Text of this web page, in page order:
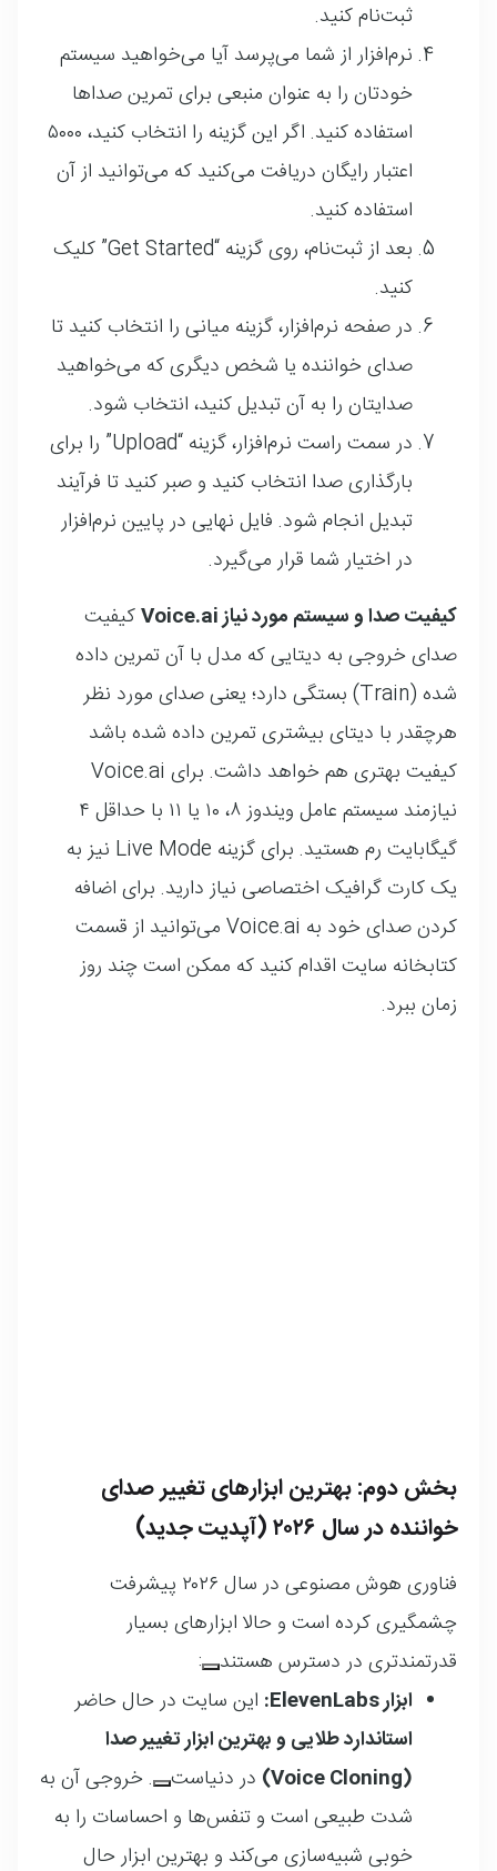
ثبت‌نام کنید.
نرم‌افزار از شما می‌پرسد آیا می‌خواهید سیستم
خودتان را به عنوان منبعی برای تمرین صداها
استفاده کنید. اگر این گزینه را انتخاب کنید، ۵۰۰۰
اعتبار رایگان دریافت می‌کنید که می‌توانید از آن
استفاده کنید.
بعد از ثبت‌نام، روی گزینه “Get Started” کلیک
کنید.
در صفحه نرم‌افزار، گزینه میانی را انتخاب کنید تا
صدای خواننده یا شخص دیگری که می‌خواهید
صدایتان را به آن تبدیل کنید، انتخاب شود.
در سمت راست نرم‌افزار، گزینه “Upload” را برای
بارگذاری صدا انتخاب کنید و صبر کنید تا فرآیند
تبدیل انجام شود. فایل نهایی در پایین نرم‌افزار
در اختیار شما قرار می‌گیرد.
کیفیت صدا و سیستم مورد نیاز Voice.ai
کیفیت
صدای خروجی به دیتایی که مدل با آن تمرین داده
شده (Train) بستگی دارد؛ یعنی صدای مورد نظر
هرچقدر با دیتای بیشتری تمرین داده شده باشد
کیفیت بهتری هم خواهد داشت. برای Voice.ai
نیازمند سیستم عامل ویندوز ۸، ۱۰ یا ۱۱ با حداقل ۴
گیگابایت رم هستید. برای گزینه Live Mode نیز به
یک کارت گرافیک اختصاصی نیاز دارید. برای اضافه
کردن صدای خود به Voice.ai می‌توانید از قسمت
کتابخانه سایت اقدام کنید که ممکن است چند روز
زمان ببرد.
بخش دوم: بهترین ابزارهای تغییر صدای
خواننده در سال ۲۰۲۶ (آپدیت جدید)
فناوری هوش مصنوعی در سال ۲۰۲۶ پیشرفت
چشمگیری کرده است و حالا ابزارهای بسیار
قدرتمندتری در دسترس هستند
:
ابزار ElevenLabs:
این سایت در حال حاضر
استاندارد طلایی و بهترین ابزار تغییر صدا
(Voice Cloning)
در دنیاست
. خروجی آن به
شدت طبیعی است و تنفس‌ها و احساسات را به
خوبی شبیه‌سازی می‌کند و بهترین ابزار حال